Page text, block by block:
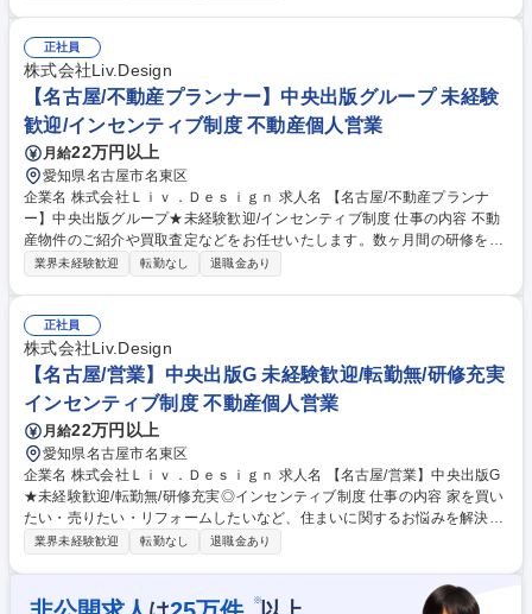
室以上を展開している英会話教室なので、自信を持ってご案内できます。
未経験でも安心の研修制度あり！ ※英語を教えるお仕事ではありませんの
で、英語力は必要ありません 募集職種 [名古屋]PR営業★未経験から「選
ばれる営業スキル」を/中央出版グループ
正社員
株式会社Liv.Design
【名古屋/不動産プランナー】中央出版グループ 未経験
歓迎/インセンティブ制度 不動産個人営業
月給22万円以上
愛知県名古屋市名東区
企業名 株式会社Ｌｉｖ．Ｄｅｓｉｇｎ 求人名 【名古屋/不動産プランナ
ー】中央出版グループ★未経験歓迎/インセンティブ制度 仕事の内容 不動
産物件のご紹介や買取査定などをお任せいたします。数ヶ月間の研修を経
て、下記の業務内容に就いていただきますので、未経験からでも安心して
務作業 ■（慣れてきたら）不動産の買取・査定業務 など ※アポイント獲
得を専門に行う部門がセッティングしたアポイント先にお伺いするか、来
店されるお客様の対応がメインです★ 募集職種 【名古屋/不動産プランナ
ー】中央出版グループ★未経験歓迎/インセンティブ制度
業界未経験歓迎 転勤なし 退職金あり
正社員
株式会社Liv.Design
【名古屋/営業】中央出版G 未経験歓迎/転勤無/研修充実
インセンティブ制度 不動産個人営業
月給22万円以上
愛知県名古屋市名東区
企業名 株式会社Ｌｉｖ．Ｄｅｓｉｇｎ 求人名 【名古屋/営業】中央出版G
★未経験歓迎/転勤無/研修充実◎インセンティブ制度 仕事の内容 家を買い
たい・売りたい・リフォームしたいなど、住まいに関するお悩みを解決い
たします！数ヶ月間の研修を経て、下記の業務内容に就いていただきます
の「どんな暮らしがしたいか」をお伺いし、ライフスタイルや希望のエリ
ア、予算などのニーズに合わせた住まいをご提案 ■新築や中古の住まいの
業界未経験歓迎 転勤なし 退職金あり
※